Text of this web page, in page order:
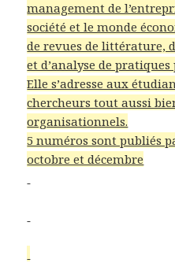
management de
société et le monde
de revues de littérature,
et d’analyse de
Elle s’adresse aux
chercheurs tout aussi
organisationnels.
5 numéros sont publiés
octobre et décembre